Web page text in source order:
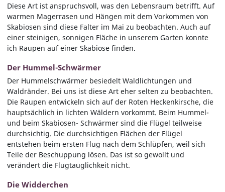
Diese Art ist anspruchsvoll, was den Lebensraum betrifft. Auf
warmen Magerrasen und Hängen mit dem Vorkommen von
Skabiosen sind diese Falter im Mai zu beobachten. Auch auf
einer steinigen, sonnigen Fläche in unserem Garten konnte
ich Raupen auf einer Skabiose finden.
Der Hummel-Schwärmer
Der Hummelschwärmer besiedelt Waldlichtungen und
Waldränder. Bei uns ist diese Art eher selten zu beobachten.
Die Raupen entwickeln sich auf der Roten Heckenkirsche, die
hauptsächlich in lichten Wäldern vorkommt. Beim Hummel-
und beim Skabiosen- Schwärmer sind die Flügel teilweise
durchsichtig. Die durchsichtigen Flächen der Flügel
entstehen beim ersten Flug nach dem Schlüpfen, weil sich
Teile der Beschuppung lösen. Das ist so gewollt und
verändert die Flugtauglichkeit nicht.
Die Widderchen